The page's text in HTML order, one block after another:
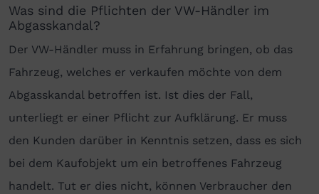
Was sind die Pflichten der VW-Händler im
Abgasskandal?
Der VW-Händler muss in Erfahrung bringen, ob das
Fahrzeug, welches er verkaufen möchte von dem
Abgasskandal betroffen ist. Ist dies der Fall,
unterliegt er einer Pflicht zur Aufklärung. Er muss
den Kunden darüber in Kenntnis setzen, dass es sich
bei dem Kaufobjekt um ein betroffenes Fahrzeug
handelt. Tut er dies nicht, können Verbraucher den